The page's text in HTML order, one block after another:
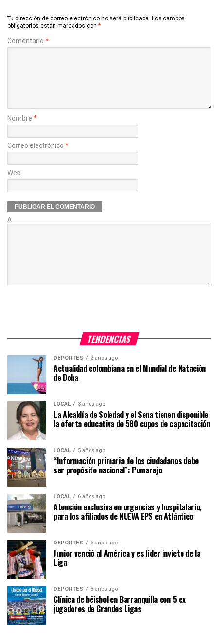
Tu dirección de correo electrónico no será publicada. Los campos
obligatorios están marcados con *
Comentario *
Nombre *
Correo electrónico *
Web
Δ
TENDENCIAS
DEPORTES 2 años ago
Actualidad colombiana en el Mundial de Natación
de Doha
LOCAL 3 años ago
La Alcaldía de Soledad y el Sena tienen disponible
la oferta educativa de 580 cupos de capacitación
LOCAL 5 años ago
“Información primaria de los ciudadanos debe
ser propósito nacional”: Pumarejo
LOCAL 6 años ago
Atención exclusiva en urgencias y hospitalario,
para los afiliados de NUEVA EPS en Atlántico
DEPORTES 6 años ago
Junior venció al América y es líder invicto de la
Liga
DEPORTES 3 años ago
Clínica de béisbol en Barranquilla con 5 ex
jugadores de Grandes Ligas